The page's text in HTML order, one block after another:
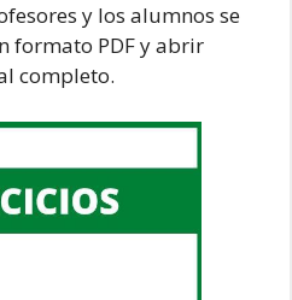
y los alumnos se
formato PDF y abrir
completo.